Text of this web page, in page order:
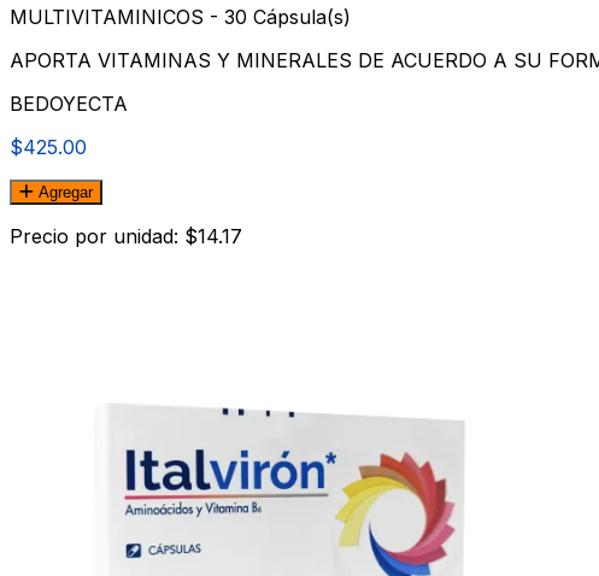
MULTIVITAMINICOS - 30 Cápsula(s)
APORTA VITAMINAS Y MINERALES DE ACUERDO A SU
BEDOYECTA
$425.00
Agregar
Precio por unidad: $14.17